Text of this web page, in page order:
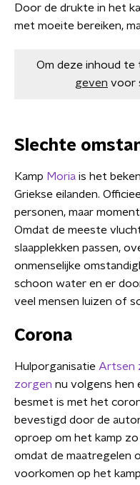
Door de drukte in het
met moeite bereiken,
Om deze inhoud te
geven voor
Slechte
Kamp Moria is het
Griekse eilanden.
personen, maar
Omdat de meeste
slaapplekken passen,
onmenselijke
schoon water en er
veel mensen luizen of
Corona
Hulporganisatie Artsen
zorgen nu volgens hen
besmet is met het
bevestigd door de
oproep om het kamp
omdat de maatregelen
voorkomen op het